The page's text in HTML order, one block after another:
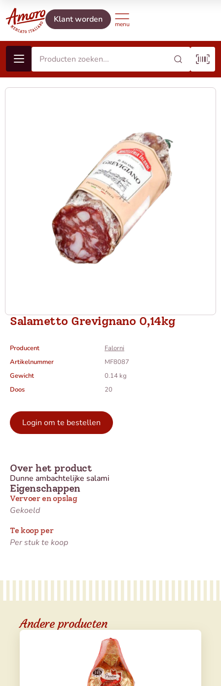
Klant worden
Salametto Grevignano 0,14kg
Producent
Falorni
Artikelnummer
MF8087
Gewicht
0.14 kg
Doos
20
Login om te bestellen
Eigenschappen
Vervoer en opslag
Gekoeld
Te koop per
Per stuk te koop
Over het product
Dunne ambachtelijke salami
Andere producten